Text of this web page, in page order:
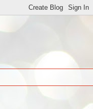
लिखकर भेजें